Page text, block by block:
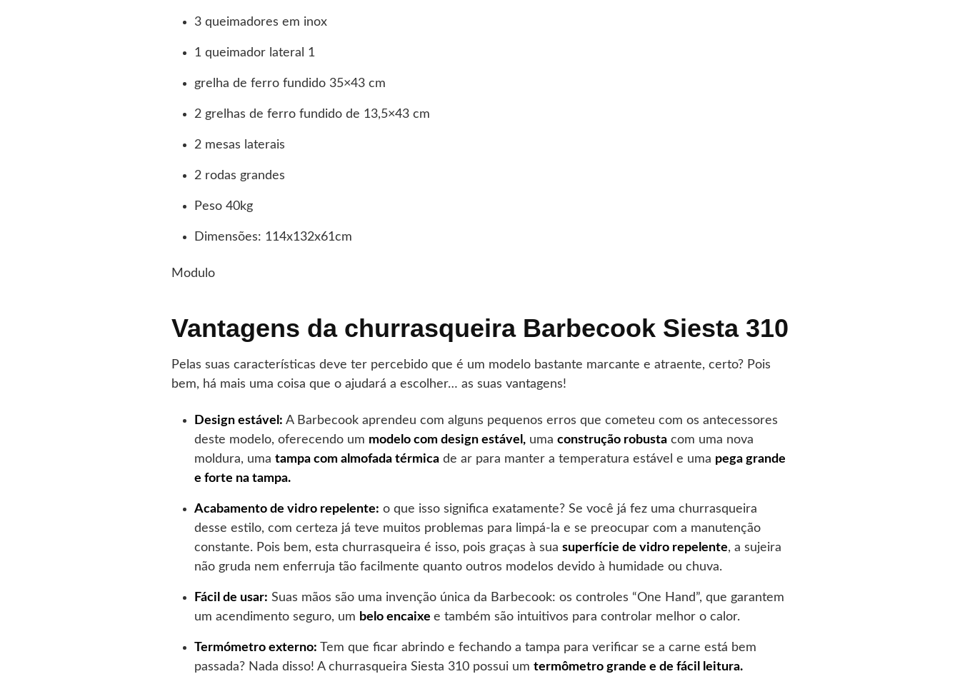
3 queimadores em inox
1 queimador lateral 1
grelha de ferro fundido 35×43 cm
2 grelhas de ferro fundido de 13,5×43 cm
2 mesas laterais
2 rodas grandes
Peso 40kg
Dimensões: 114x132x61cm
Modulo
Vantagens da churrasqueira Barbecook Siesta 310
Pelas suas características deve ter percebido que é um modelo bastante marcante e atraente, certo? Pois
bem, há mais uma coisa que o ajudará a escolher… as suas vantagens!
Design estável: A Barbecook aprendeu com alguns pequenos erros que cometeu com os antecessores
deste modelo, oferecendo um modelo com design estável, uma construção robusta com uma nova
moldura, uma tampa com almofada térmica de ar para manter a temperatura estável e uma pega grande
e forte na tampa.
Acabamento de vidro repelente: o que isso significa exatamente? Se você já fez uma churrasqueira
desse estilo, com certeza já teve muitos problemas para limpá-la e se preocupar com a manutenção
constante. Pois bem, esta churrasqueira é isso, pois graças à sua superfície de vidro repelente, a sujeira
não gruda nem enferruja tão facilmente quanto outros modelos devido à humidade ou chuva.
Fácil de usar: Suas mãos são uma invenção única da Barbecook: os controles “One Hand”, que garantem
um acendimento seguro, um belo encaixe e também são intuitivos para controlar melhor o calor.
Termómetro externo: Tem que ficar abrindo e fechando a tampa para verificar se a carne está bem
passada? Nada disso! A churrasqueira Siesta 310 possui um termômetro grande e de fácil leitura.